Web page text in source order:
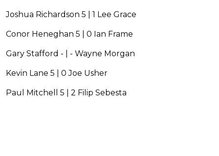
Joshua Richardson 5 | 1 Lee Grace
Conor Heneghan 5 | 0 Ian Frame
Gary Stafford - | - Wayne Morgan
Kevin Lane 5 | 0 Joe Usher
Paul Mitchell 5 | 2 Filip Sebesta